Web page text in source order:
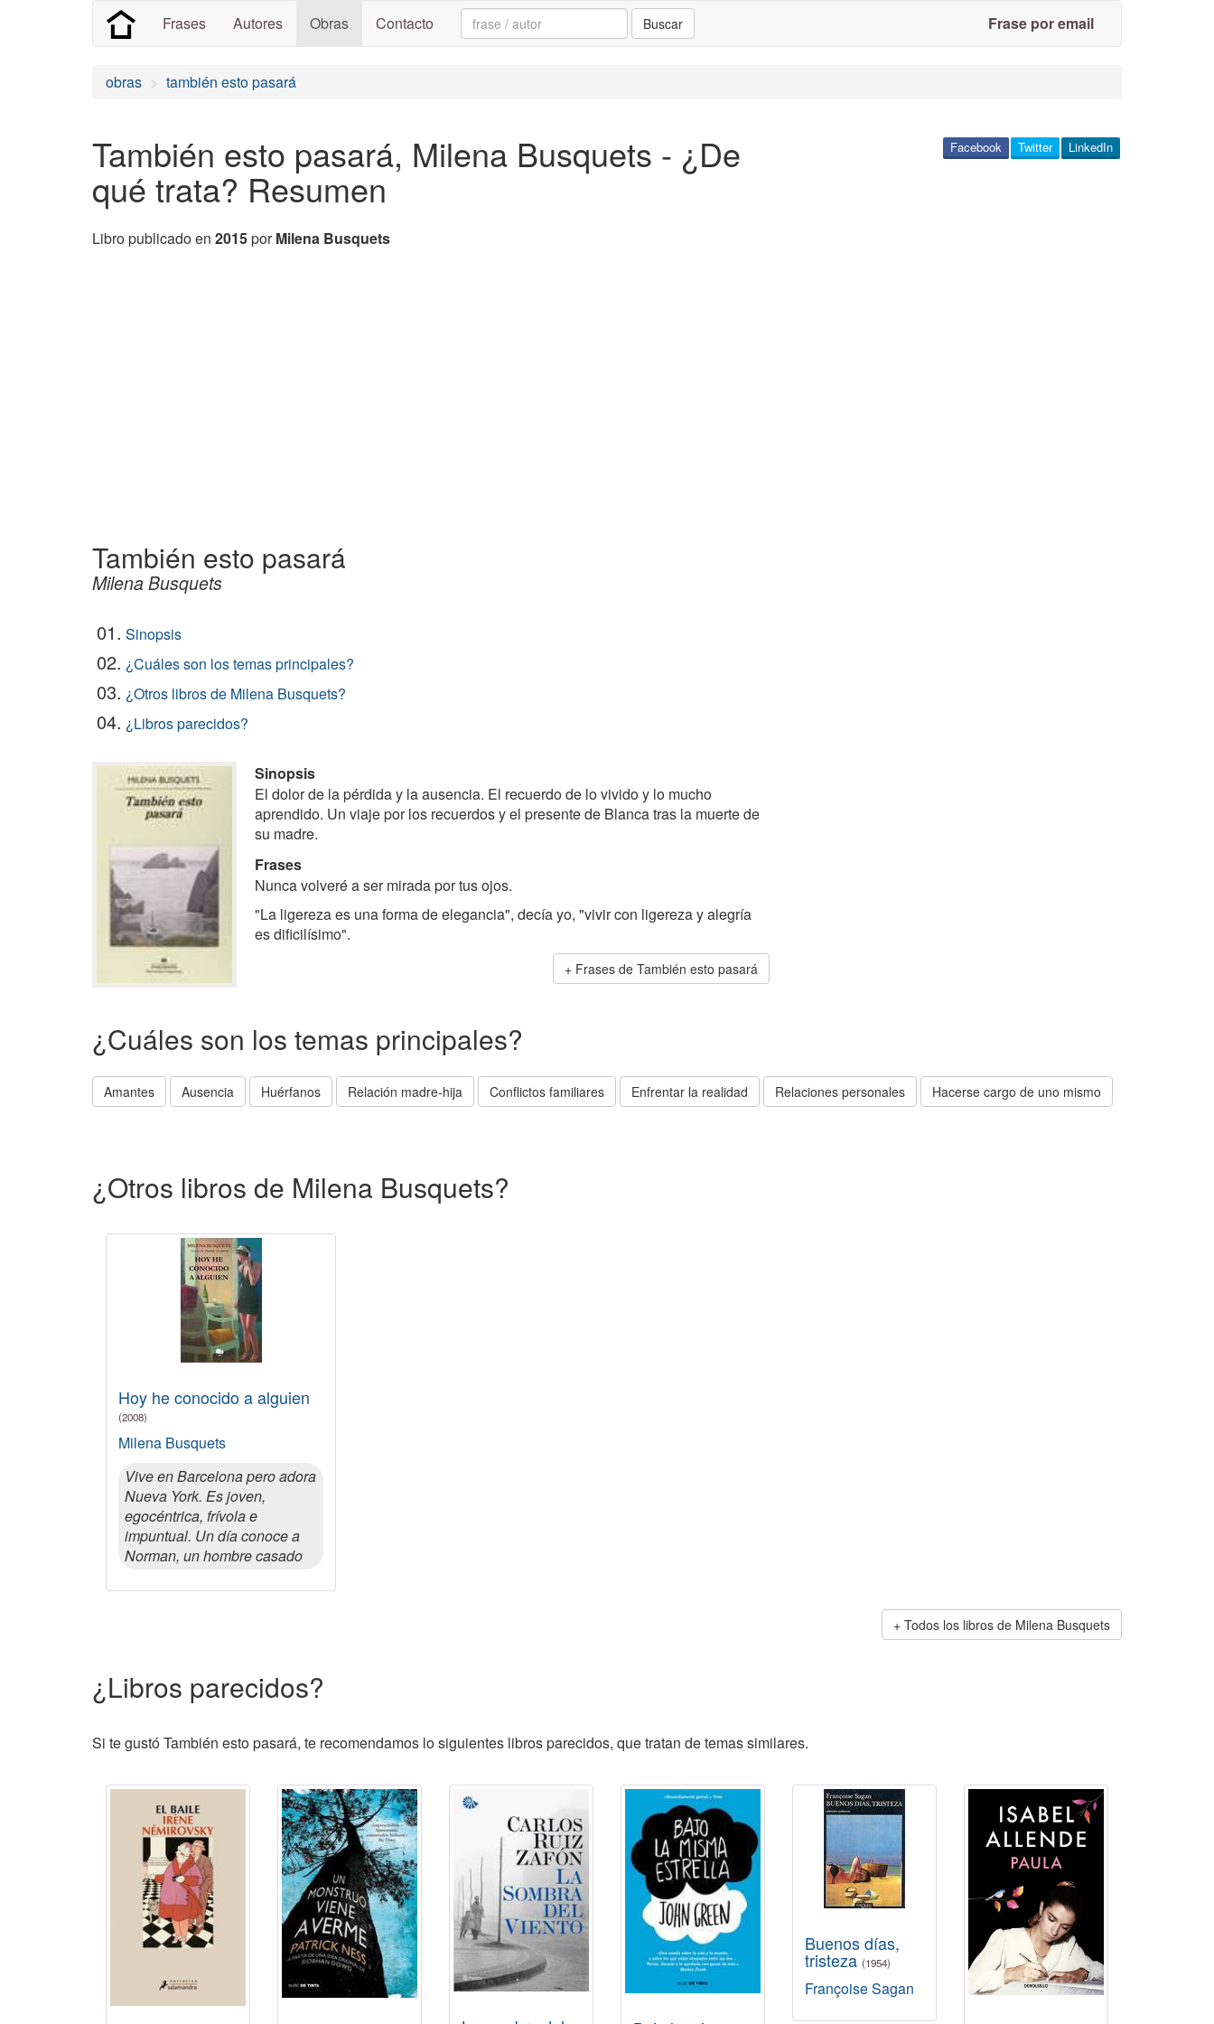
Frases Autores Obras Contacto Search: Buscar Frase por email
obras también esto pasará
También esto pasará, Milena Busquets - ¿De
qué trata? Resumen
Libro publicado en 2015porMilena Busquets
LinkedIn
Twitter
Facebook
También esto pasará
Milena Busquets
01. Sinopsis
02. ¿Cuáles son los temas principales?
03. ¿Otros libros de Milena Busquets?
04. ¿Libros parecidos?
Sinopsis
El dolor de la pérdida y la ausencia. El recuerdo de lo vivido y lo mucho
aprendido. Un viaje por los recuerdos y el presente de Blanca tras la muerte de
su madre.
Frases
Nunca volveré a ser mirada por tus ojos.
"La ligereza es una forma de elegancia", decía yo, "vivir con ligereza y alegría
es dificilísimo".
Frases de También esto pasará
¿Cuáles son los temas principales?
Amantes Ausencia Huérfanos Relación madre-hija Conflictos familiares Enfrentar la realidad Relaciones personales Hacerse cargo de uno mismo
¿Otros libros de Milena Busquets?
Hoy he conocido a alguien
(2008)
Milena Busquets
Vive en Barcelona pero adora
Nueva York. Es joven,
egocéntrica, frívola e
impuntual. Un día conoce a
Norman, un hombre casado
Todos los libros de Milena Busquets
¿Libros parecidos?
Si te gustó También esto pasará, te recomendamos lo siguientes libros parecidos, que tratan de temas similares.
Buenos días,
tristeza (1954)
Françoise Sagan